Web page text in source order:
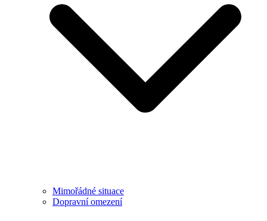
Mimořádné situace
Dopravní omezení